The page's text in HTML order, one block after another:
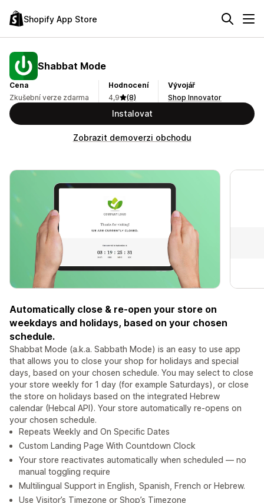
Shopify App Store
Shabbat Mode
Cena
Zkušební verze zdarma
Hodnocení
4,9
(8)
Vývojář
Shop Innovator
Instalovat
Zobrazit demoverzi obchodu
Automatically close & re-open your store on
weekdays and holidays, based on your chosen
schedule.
Shabbat Mode (a.k.a. Sabbath Mode) is an easy to use app
that allows you to close your shop for holidays and special
days, based on your chosen schedule. You may select to close
your store weekly for 1 day (for example Saturdays), or close
the store on holidays based on the integrated Hebrew
calendar (Hebcal API). Your store automatically re-opens on
your chosen schedule.
Repeats Weekly and On Specific Dates
Custom Landing Page With Countdown Clock
Your store reactivates automatically when scheduled — no
manual toggling require
Multilingual Support in English, Spanish, French or Hebrew.
Use Visitor’s Timezone or Shop’s Timezone